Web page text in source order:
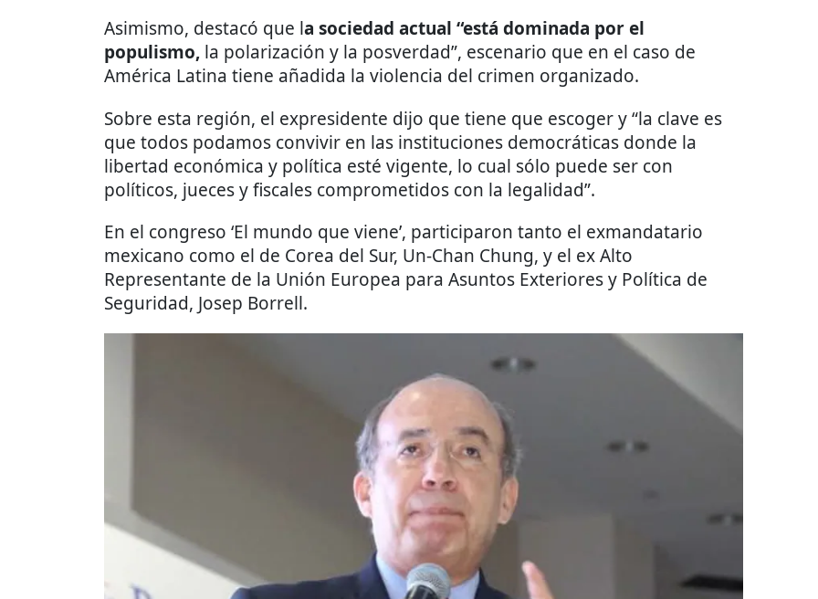
Asimismo, destacó que la sociedad actual “está dominada por el
populismo, la polarización y la posverdad”, escenario que en el caso de
América Latina tiene añadida la violencia del crimen organizado.
Sobre esta región, el expresidente dijo que tiene que escoger y “la clave es
que todos podamos convivir en las instituciones democráticas donde la
libertad económica y política esté vigente, lo cual sólo puede ser con
políticos, jueces y fiscales comprometidos con la legalidad”.
En el congreso ‘El mundo que viene’, participaron tanto el exmandatario
mexicano como el de Corea del Sur, Un-Chan Chung, y el ex Alto
Representante de la Unión Europea para Asuntos Exteriores y Política de
Seguridad, Josep Borrell.